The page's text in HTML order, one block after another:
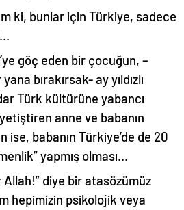
ki, bunlar için Türkiye, sadece
göç eden bir çocuğun, –
bırakırsak- ay yıldızlı
Türk kültürüne yabancı
anne ve babanın
ise, babanın Türkiye’de de 20
yapmış olması…
diye bir atasözümüz
hepimizin psikolojik veya